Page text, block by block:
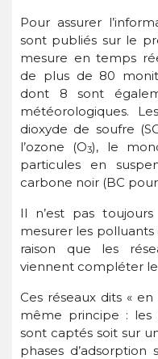
Pour assurer
sont publiés sur le
mesure en temps
de plus de 80
dont 8 sont
météorologiques.
dioxyde de soufre
l’ozone (O3), le
particules en
carbone noir (BC
Il n’est pas
mesurer les
raison que les
viennent compléter le
Ces réseaux dits «
même principe : les
sont captés soit sur
phases d’adsorption